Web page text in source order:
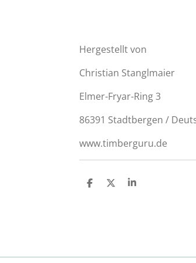
Hergestellt von
Christian Stanglmaier
Elmer-Fryar-Ring 3
86391 Stadtbergen /
www.timberguru.de
T
T
T